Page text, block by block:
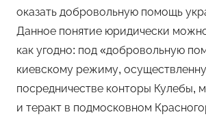
оказать добровольную помощь
Данное понятие юридически
как угодно: под «добровольную
киевскому режиму,
посредничестве конторы Кулебы,
и теракт в подмосковном